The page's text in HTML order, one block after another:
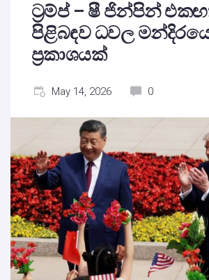
ට්‍රම්ප් – ෂී ජින්පින්
පිළිබඳව ධවල
ප්‍රකාශයක්
May 14, 2026 0